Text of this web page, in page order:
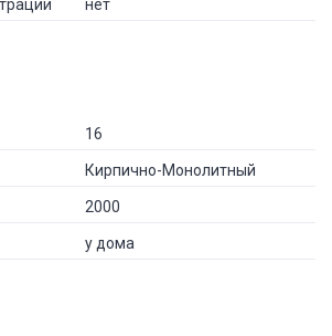
нет
16
Кирпично-Монолитный
2000
у дома